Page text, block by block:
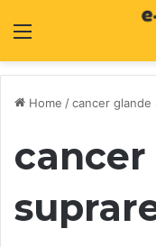
Home /cancer glande